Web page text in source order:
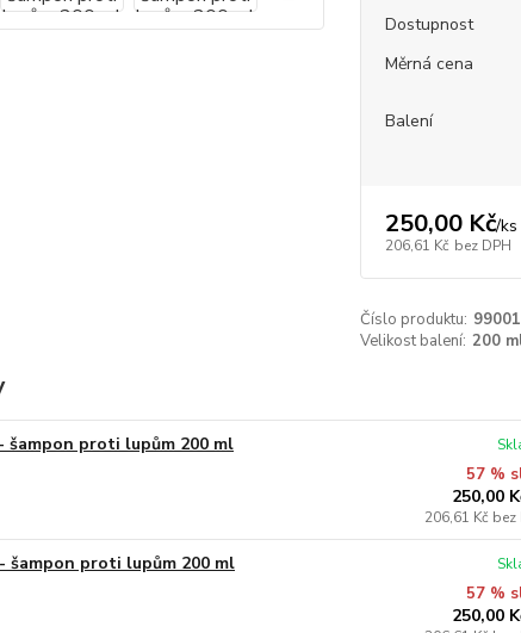
Dostupnost
Měrná cena
Balení
250,00 Kč/ks
206,61 Kč bez DPH
Číslo produktu:
Velikost balení: 200
šampon proti lupům 200 ml
57 %
250,00
206,61 Kč bez
šampon proti lupům 200 ml
57 %
250,00